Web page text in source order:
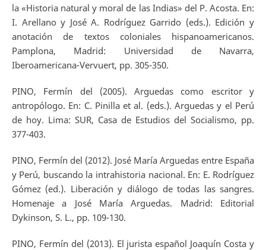
la «Historia natural y moral de las Indias» del P. Acosta. En:
I. Arellano y José A. Rodríguez Garrido (eds.). Edición y
anotación de textos coloniales hispanoamericanos.
Pamplona, Madrid: Universidad de Navarra,
Iberoamericana-Vervuert, pp. 305-350.
PINO, Fermín del (2005). Arguedas como escritor y
antropólogo. En: C. Pinilla et al. (eds.). Arguedas y el Perú
de hoy. Lima: SUR, Casa de Estudios del Socialismo, pp.
377-403.
PINO, Fermín del (2012). José María Arguedas entre España
y Perú, buscando la intrahistoria nacional. En: E. Rodríguez
Gómez (ed.). Liberación y diálogo de todas las sangres.
Homenaje a José María Arguedas. Madrid: Editorial
Dykinson, S. L., pp. 109-130.
PINO, Fermín del (2013). El jurista español Joaquín Costa y